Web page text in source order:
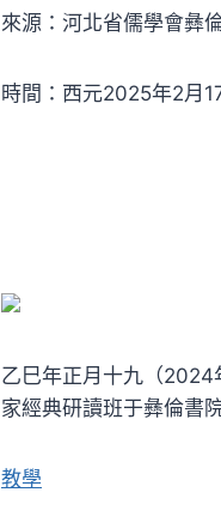
來源：河北省儒學會彝
時間：西元2025年2月
乙巳年正月十九（2024
家經典研讀班于彝倫書
教學